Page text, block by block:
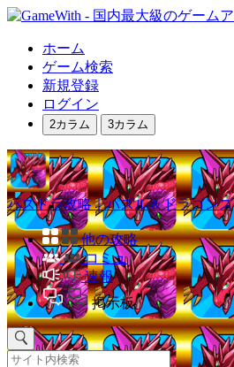
ホーム
ゲーム検索
新規登録
ログイン
2カラム 3カラム
パズドラ攻略｜パズル＆ドラゴンズ
他の攻略
コミュ
速報
掲示板